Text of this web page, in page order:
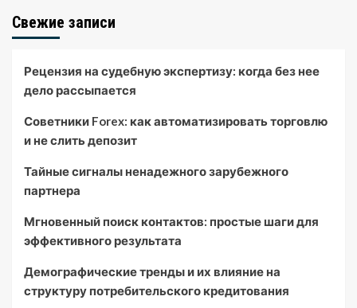
Свежие записи
Рецензия на судебную экспертизу: когда без нее
дело рассыпается
Советники Forex: как автоматизировать торговлю
и не слить депозит
Тайные сигналы ненадежного зарубежного
партнера
Мгновенный поиск контактов: простые шаги для
эффективного результата
Демографические тренды и их влияние на
структуру потребительского кредитования